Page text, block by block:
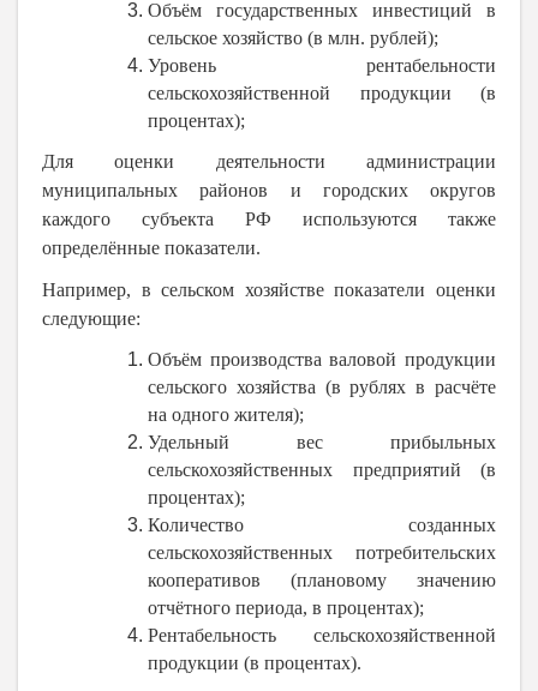
Объём государственных инвестиций в
сельское хозяйство (в млн. рублей);
Уровень рентабельности
сельскохозяйственной продукции (в
процентах);
Для оценки деятельности администрации
муниципальных районов и городских округов
каждого субъекта РФ используются также
определённые показатели.
Например, в сельском хозяйстве показатели оценки
следующие:
Объём производства валовой продукции
сельского хозяйства (в рублях в расчёте
на одного жителя);
Удельный вес прибыльных
сельскохозяйственных предприятий (в
процентах);
Количество созданных
сельскохозяйственных потребительских
кооперативов (плановому значению
отчётного периода, в процентах);
Рентабельность сельскохозяйственной
продукции (в процентах).